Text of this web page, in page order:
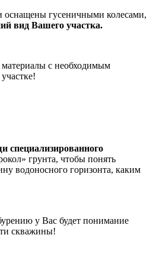
оснащены гусеничными колесами,
вид Вашего участка.
материалы с необходимым
грунта, чтобы понять
водоносного горизонта, каким
у Вас будет понимание
скважины!